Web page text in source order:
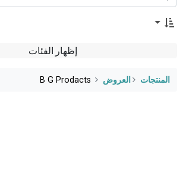
إظهار الفئات
المنتجات ​العروض B G Prodacts